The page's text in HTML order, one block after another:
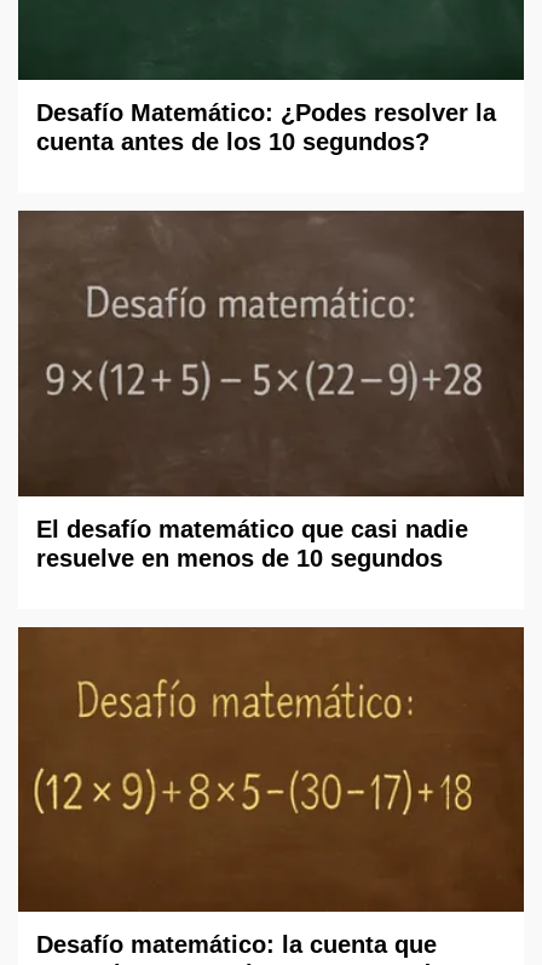
Desafío Matemático: ¿Podes resolver la
cuenta antes de los 10 segundos?
El desafío matemático que casi nadie
resuelve en menos de 10 segundos
Desafío matemático: la cuenta que